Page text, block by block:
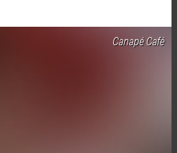
Canapé Café